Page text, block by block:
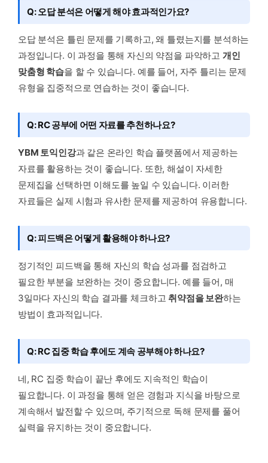
Q: 오답 분석은 어떻게 해야 효과적인가요?
오답 분석은 틀린 문제를 기록하고, 왜 틀렸는지를 분석하는
과정입니다. 이 과정을 통해 자신의 약점을 파악하고 개인
맞춤형 학습을 할 수 있습니다. 예를 들어, 자주 틀리는 문제
유형을 집중적으로 연습하는 것이 좋습니다.
Q: RC 공부에 어떤 자료를 추천하나요?
YBM 토익인강과 같은 온라인 학습 플랫폼에서 제공하는
자료를 활용하는 것이 좋습니다. 또한, 해설이 자세한
문제집을 선택하면 이해도를 높일 수 있습니다. 이러한
자료들은 실제 시험과 유사한 문제를 제공하여 유용합니다.
Q: 피드백은 어떻게 활용해야 하나요?
정기적인 피드백을 통해 자신의 학습 성과를 점검하고
필요한 부분을 보완하는 것이 중요합니다. 예를 들어, 매
3일마다 자신의 학습 결과를 체크하고 취약점을 보완하는
방법이 효과적입니다.
Q: RC 집중 학습 후에도 계속 공부해야 하나요?
네, RC 집중 학습이 끝난 후에도 지속적인 학습이
필요합니다. 이 과정을 통해 얻은 경험과 지식을 바탕으로
계속해서 발전할 수 있으며, 주기적으로 독해 문제를 풀어
실력을 유지하는 것이 중요합니다.